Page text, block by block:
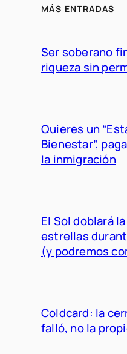
MÁS ENTRADAS
Ser soberano
riqueza sin
Quieres un
Bienestar”,
la inmigración
El Sol doblará
estrellas
(y podremos
Coldcard: la
falló, no la